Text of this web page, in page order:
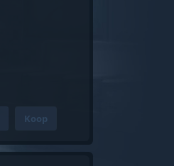
Koop